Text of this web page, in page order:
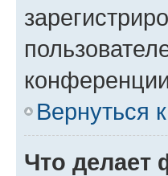
Вернуться
Что делает